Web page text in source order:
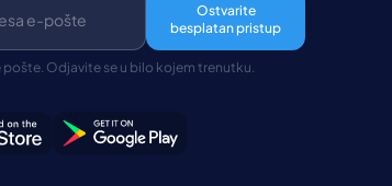
Ostvarite
besplatan pristup
pošte. Odjavite se u bilo kojem trenutku.